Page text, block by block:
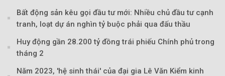
Bất động sản kêu gọi đầu tư mới: Nhiều chủ đầu tư cạnh
tranh, loạt dự án nghìn tỷ buộc phải qua đấu thầu
Huy động gần 28.200 tỷ đồng trái phiếu Chính phủ trong
tháng 2
Năm 2023, 'hệ sinh thái' của đại gia Lê Văn Kiểm kinh